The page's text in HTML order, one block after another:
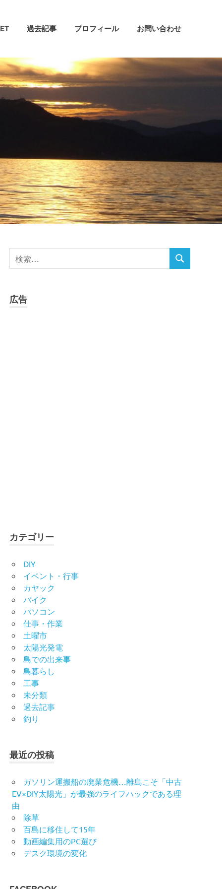
過去記事 プロフィール お問い合わせ
検
索
検
広告
カテゴリー
DIY
イベント・行事
カヤック
バイク
パソコン
仕事・作業
土曜市
太陽光発電
島での出来事
島暮らし
工事
未分類
過去記事
釣り
最近の投稿
ガソリン運搬船の廃業危機…離島こそ「中古
EV×DIY太陽光」が最強のライフハックである理
由
除草
百島に移住して15年
動画編集用のPC選び
デスク環境の変化